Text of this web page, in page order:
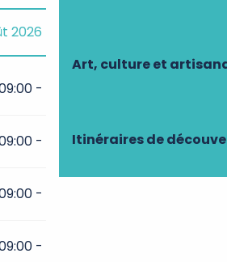
Art, culture et
Itinéraires de
31 mars
2026
- 19:00
- 19:00
- 19:00
- 19:00